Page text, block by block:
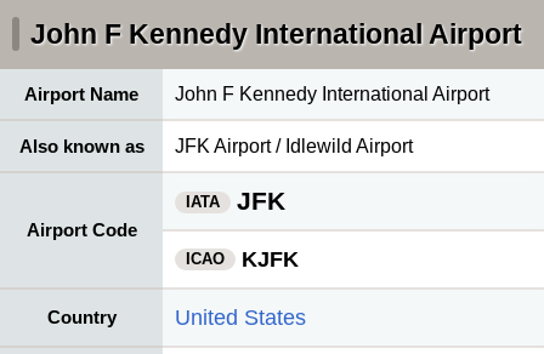
John F Kennedy International Airport
Airport Name John F Kennedy International Airport
Also known as JFK Airport / Idlewild Airport
Airport Code
IATA JFK
ICAO KJFK
Country United States